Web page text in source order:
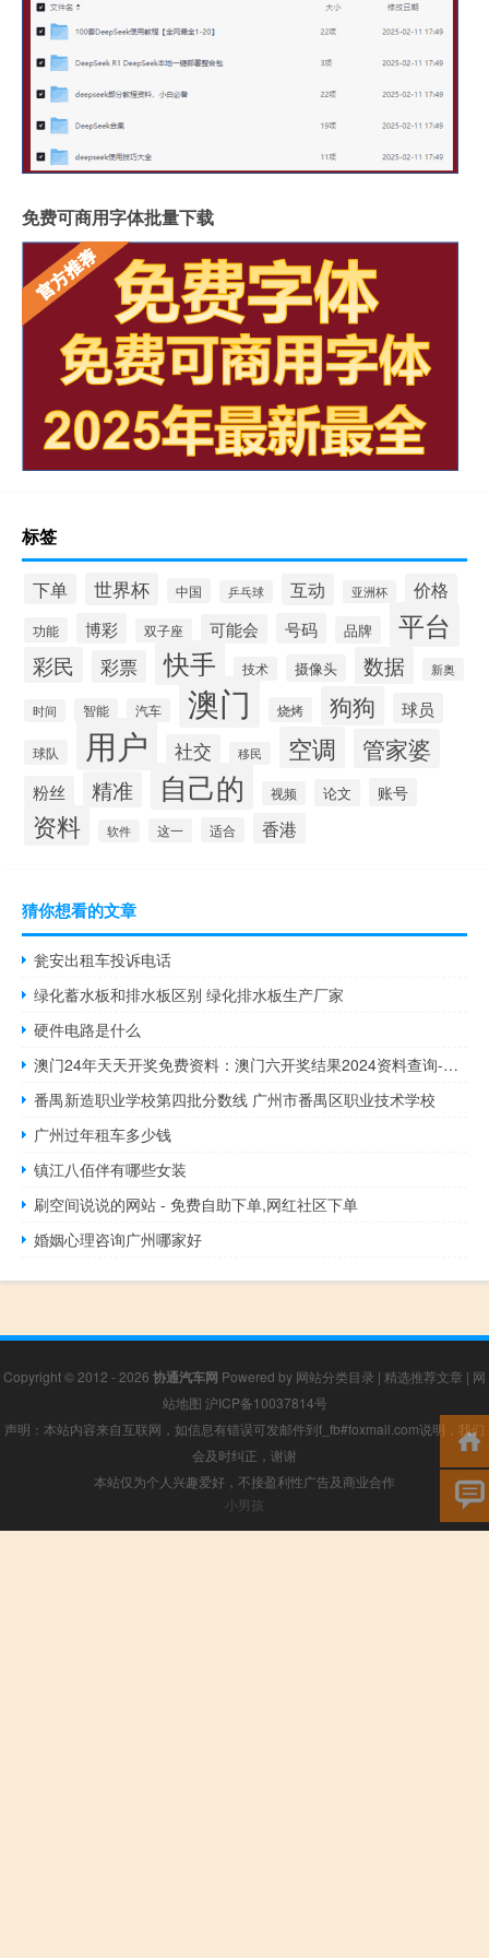
免费可商用字体批量下载
标签
下单 世界杯 中国 乒乓球 互动 亚洲杯 价格
功能 博彩 双子座 可能会 号码 品牌 平台
彩民 彩票 快手 技术 摄像头 数据 新奥
时间 智能 汽车 澳门 烧烤 狗狗 球员
球队 用户 社交 移民 空调 管家婆
粉丝 精准 自己的 视频 论文 账号
资料 软件 这一 适合 香港
猜你想看的文章
瓮安出租车投诉电话
绿化蓄水板和排水板区别 绿化排水板生产厂家
硬件电路是什么
澳门24年天天开奖免费资料：澳门六开奖结果2024资料查询-全面的解释解答-2623.3D.A541
番禺新造职业学校第四批分数线 广州市番禺区职业技术学校
广州过年租车多少钱
镇江八佰伴有哪些女装
刷空间说说的网站 - 免费自助下单,网红社区下单
婚姻心理咨询广州哪家好
Copyright © 2012 - 2026 协通汽车网 Powered by 网站分类目录 | 精选推荐文章 | 网
站地图 沪ICP备10037814号
声明：本站内容来自互联网，如信息有错误可发邮件到f_fb#foxmail.com说明，我们
会及时纠正，谢谢
本站仅为个人兴趣爱好，不接盈利性广告及商业合作
小男孩